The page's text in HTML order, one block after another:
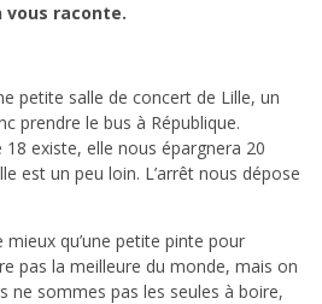
vous raconte.
petite salle de concert de Lille, un
prendre le bus à République.
existe, elle nous épargnera 20
est un peu loin. L’arrêt nous dépose
mieux qu’une petite pinte pour
pas la meilleure du monde, mais on
ne sommes pas les seules à boire,